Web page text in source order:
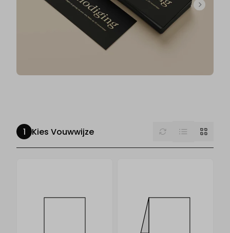
Kies Vouwwijze Reset List Grid